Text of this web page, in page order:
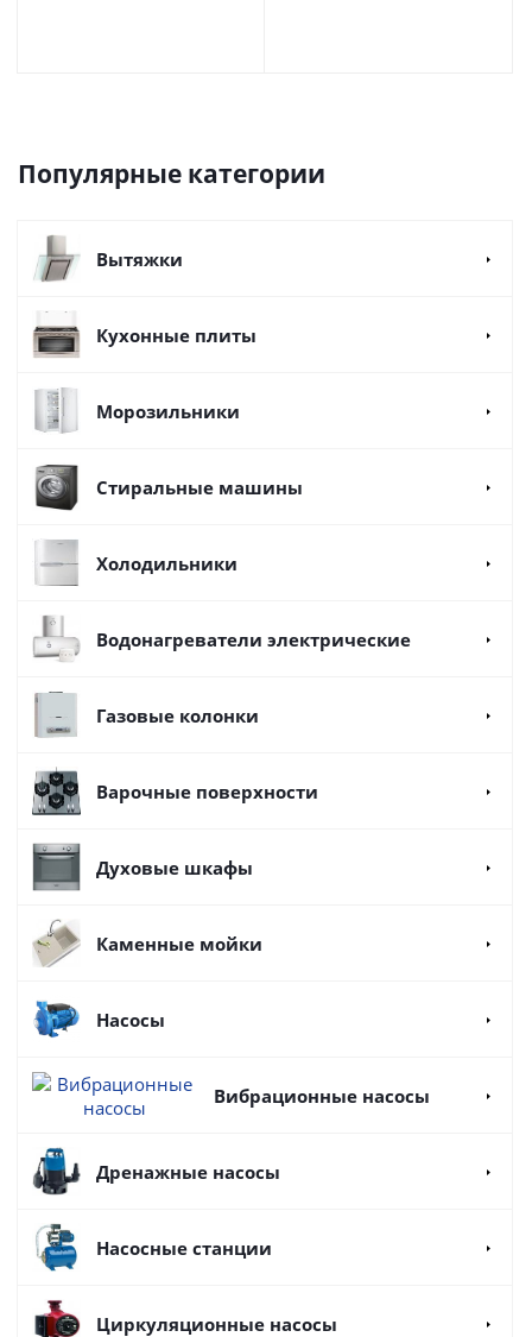
Популярные категории
Вытяжки
Кухонные плиты
Морозильники
Стиральные машины
Холодильники
Водонагреватели электрические
Газовые колонки
Варочные поверхности
Духовые шкафы
Каменные мойки
Насосы
Вибрационные насосы
Дренажные насосы
Насосные станции
Циркуляционные насосы